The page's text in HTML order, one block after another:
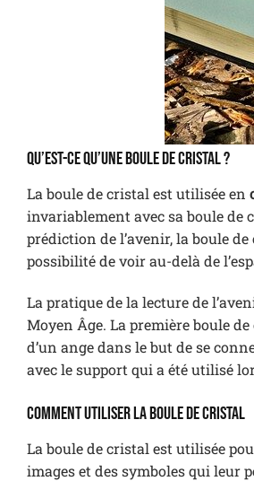
Qu’est-ce qu’une boule de cristal ?
La boule de cristal est utilisée en
invariablement avec sa boule de
prédiction de l’avenir, la boule
possibilité de voir au-delà de
La pratique de la lecture de
Moyen Âge. La première boule
d’un ange dans le but de se
avec le support qui a été utilisé
Comment utiliser la boule de cristal
La boule de cristal est utilisée
images et des symboles qui leur